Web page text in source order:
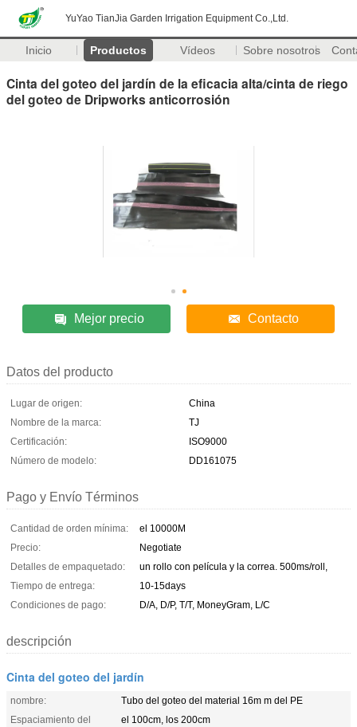
YuYao TianJia Garden Irrigation Equipment Co.,Ltd.
Inicio Productos Vídeos Sobre nosotros
Cinta del goteo del jardín de la eficacia alta/cinta de riego
del goteo de Dripworks anticorrosión
Mejor precio Contacto
Datos del producto
Lugar de origen:
China
Nombre de la marca:
TJ
Certificación:
ISO9000
Número de modelo:
DD161075
Pago y Envío Términos
Cantidad de orden mínima:
el 10000M
Precio:
Negotiate
Detalles de empaquetado:
un rollo con película y la correa. 500ms/roll,
Tiempo de entrega:
10-15days
Condiciones de pago:
D/A, D/P, T/T, MoneyGram, L/C
descripción
Cinta del goteo del jardín
nombre:
Tubo del goteo del material 16m m del PE
Espaciamiento del
el 100cm, los 200cm